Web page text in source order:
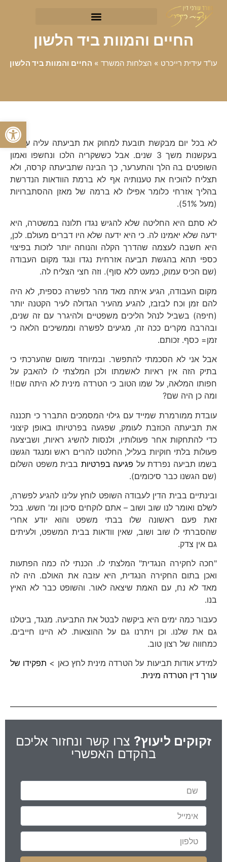
החיים והמוות ביד הלשון
עו"ד עידית רייכרט » הצלחות המשרד » החיים והמוות ביד הלשון
לא בכל יום מבקשת תובעת למחוק את תביעתה עליה עמדה
בעקשנות משך 3 שנים. אבל כששקריה הלכו ונחשפו ואמון
השופטים בה הלך והתערער, כך הבינה שתביעתה קרסה, ולא
תצליח להוכיח את טענותיה אף לא ברמת הוודאות הנדרשת
בהליך אזרחי כלומר אפילו לא ברמה של מאזן ההסתברויות
(מעל 51%).
לא סתם היא החליטה שלא להגיש נגדו תלונה במשטרה, היא
ידעה שלא יאמינו לה. כי היא ידעה שלא היו דברים מעולם. לכן,
היא חשבה לעצמה שהדרך הקלה והנוחה יותר לזכות בפיצוי
כספי תהא בהגשת תביעה אזרחית נגדו ונגד מקום העבודה
(שם הכיס עמוק, כמעט ללא סוף). וזה חצי הצליח לה.
מקום העבודה, הגיע איתה מאד מהר לפשרה כספית, לא היה
להם זמן וכח לבזבז, להגיע מהעיר הגדולה לעיר הקטנה יותר
(חיפה) בשביל לנהל הליכים משפטיים ולהיגרר עם זה שנים,
ובהרבה מקרים ככה זה, מגיעים לפשרה וממשיכים הלאה כי
זמן= כסף. זכותם.
אבל אני לא הסכמתי להתפשר. ובמיוחד משום שהערכתי כי
בתיק הזה אין ראיות לאשמתו ולכן המלצתי לו להאבק על
חפותו המלאה, על שמו הטוב כי הטרדה מינית לא היתה שם‼️
ומה כן היה שם?
עובדת ממורמרת שמייד עם גילוי המסמכים התברר כי תכננה
את תביעתה הכוזבת לעומק, שפגעה בפרטיותו באופן קיצוני
כדי להתחקות אחר פעולותיו, ולנסות להשיג ראיות, ושביצעה
פעולות בלתי חוקיות בעליל, החלטנו להרים ראש ומנגד הגשנו
בשמו תביעה נפרדת על פגיעה בפרטיות בבית משפט השלום
(שם הגשנו כבר סיכומים).
ובינתיים בבית הדין לעבודה השופט לוחץ עלינו להגיע לפשרה,
לשלם ואומר לנו שוב ושוב – אתם לוקחים סיכון ומ' חשש. בכל
זאת פעם ראשונה שלו בבתי משפט והוא יודע אחרי
שהסברתי לו שוב ושוב, שאין וודאות בבית המשפט, ולעיתים
גם אין צדק.
"חכה לחקירה הנגדית" המלצתי לו. הכנתי לה כמה הפתעות
ואכן בתום החקירה הנגדית, היא עזבה את האולם. היה לה
מאד לא נח, עם האמת שיצאה לאור. והשופט כבר לא האיץ
בנו.
כעבור כמה ימים היא ביקשה לבטל את התביעה. מנגד, ביטלנו
גם את שלנו. וכן ויתרנו גם על ההוצאות. לא היינו חייבים.
כמחווה של רצון טוב.
למידע אודות תביעות על הטרדה מינית לחץ כאן > תפקידו של
עורך דין הטרדה מינית.
זקוקים ליעוץ? צרו קשר ונחזור אליכם
בהקדם האפשרי
פתח